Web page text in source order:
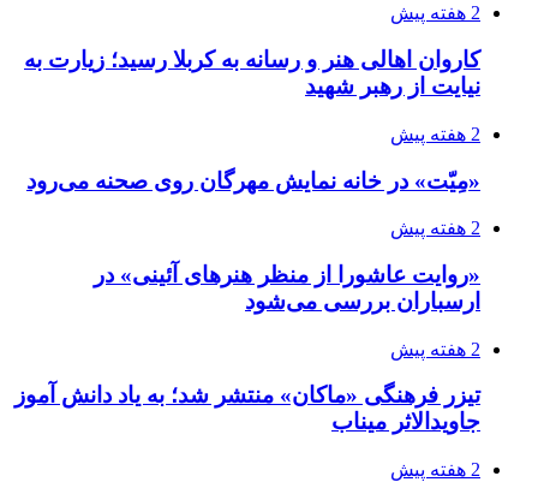
2 هفته پیش
کاروان اهالی هنر و رسانه به کربلا رسید؛ زیارت به
نیایت از رهبر شهید
2 هفته پیش
«مِیّت» در خانه نمایش مهرگان روی صحنه می‌رود
2 هفته پیش
«روایت عاشورا از منظر هنرهای آئینی» در
ارسباران بررسی می‌شود
2 هفته پیش
تیزر فرهنگی «ماکان» منتشر شد؛ به یاد دانش آموز
جاویدالاثر میناب
2 هفته پیش